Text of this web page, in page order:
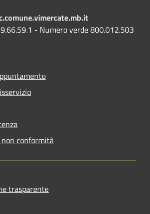
- Numero verde 800.012.503
conformità
trasparente